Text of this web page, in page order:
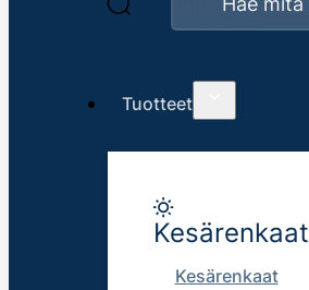
Tuotteet
Kesärenkaat
Kesärenkaat